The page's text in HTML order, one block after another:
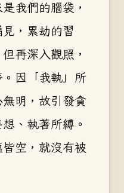
我們的腦袋，
，累劫的習
再深入觀照，
因「我執」所
明，故引發貪
、執著所縛。
空，就沒有被